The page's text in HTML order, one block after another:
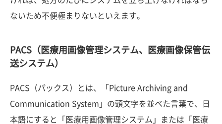
ないため不便極まりないといえます。
PACS（医療用画像管理システム、医療画像保管伝
送システム）
PACS（パックス）とは、「Picture Archiving and
Communication System」の頭文字を並べた言葉で、日
本語にすると「医療用画像管理システム」または「医療